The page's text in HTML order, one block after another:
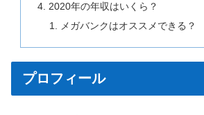
2020年の年収はいくら？
メガバンクはオススメできる？
プロフィール